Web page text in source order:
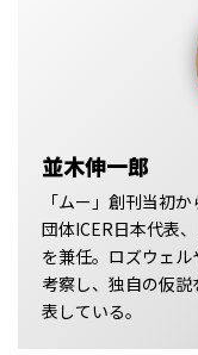
並木伸一郎
「ムー」創刊当初
団体ICER日本代表
を兼任。ロズウェ
考察し、独自の仮
表している。